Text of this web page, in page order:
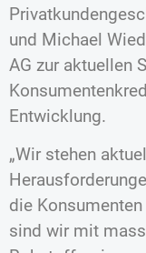
und Michael
AG zur aktuellen
Entwicklung.
„Wir stehen
die
sind wir mit